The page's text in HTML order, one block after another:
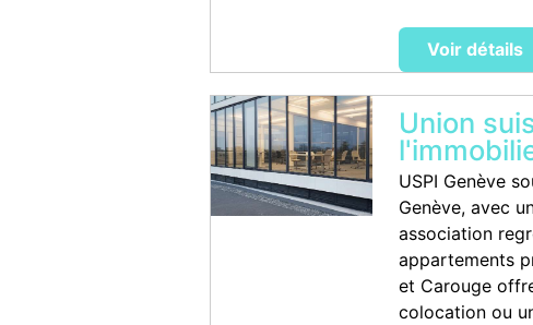
Voir détails
Union
USPI Genève
Genève, avec
association
appartements
et Carouge
colocation ou